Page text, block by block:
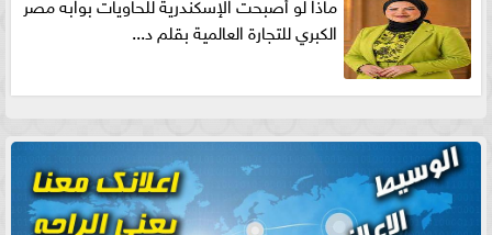
الكبري للتجارة العالمية بقلم د...